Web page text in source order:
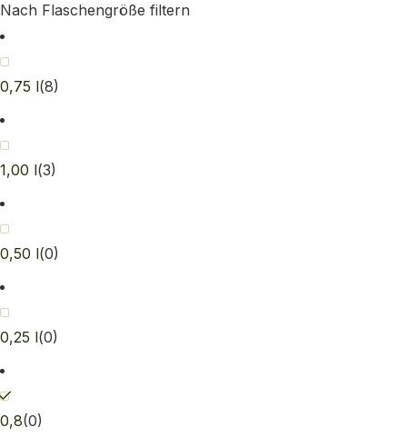
Nach Flaschengröße filtern
0,75 l(8)
1,00 l(3)
0,50 l(0)
0,25 l(0)
0,8(0)